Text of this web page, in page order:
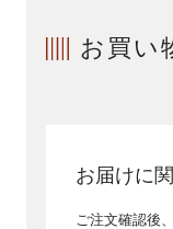
お買い
お届けに
ご注文確認後